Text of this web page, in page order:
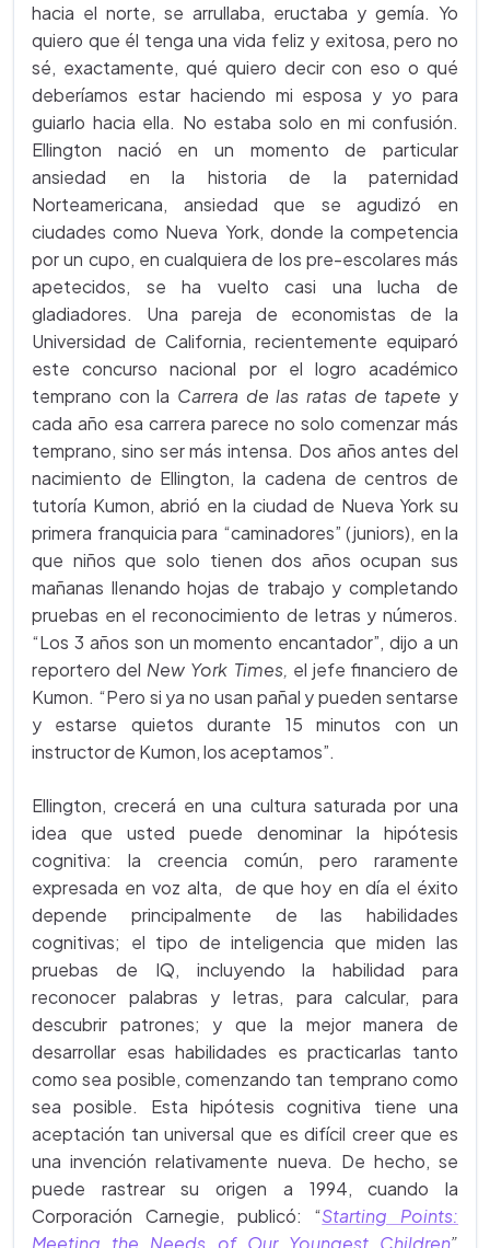
hacia el norte, se arrullaba, eructaba y gemía. Yo
quiero que él tenga una vida feliz y exitosa, pero no
sé, exactamente, qué quiero decir con eso o qué
deberíamos estar haciendo mi esposa y yo para
guiarlo hacia ella. No estaba solo en mi confusión.
Ellington nació en un momento de particular
ansiedad en la historia de la paternidad
Norteamericana, ansiedad que se agudizó en
ciudades como Nueva York, donde la competencia
por un cupo, en cualquiera de los pre-escolares más
apetecidos, se ha vuelto casi una lucha de
gladiadores. Una pareja de economistas de la
Universidad de California, recientemente equiparó
este concurso nacional por el logro académico
temprano con la Carrera de las ratas de tapete y
cada año esa carrera parece no solo comenzar más
temprano, sino ser más intensa. Dos años antes del
nacimiento de Ellington, la cadena de centros de
tutoría Kumon, abrió en la ciudad de Nueva York su
primera franquicia para “caminadores” (juniors), en la
que niños que solo tienen dos años ocupan sus
mañanas llenando hojas de trabajo y completando
pruebas en el reconocimiento de letras y números.
“Los 3 años son un momento encantador”, dijo a un
reportero del New York Times, el jefe financiero de
Kumon. “Pero si ya no usan pañal y pueden sentarse
y estarse quietos durante 15 minutos con un
instructor de Kumon, los aceptamos”.
Ellington, crecerá en una cultura saturada por una
idea que usted puede denominar la hipótesis
cognitiva: la creencia común, pero raramente
expresada en voz alta, de que hoy en día el éxito
depende principalmente de las habilidades
cognitivas; el tipo de inteligencia que miden las
pruebas de IQ, incluyendo la habilidad para
reconocer palabras y letras, para calcular, para
descubrir patrones; y que la mejor manera de
desarrollar esas habilidades es practicarlas tanto
como sea posible, comenzando tan temprano como
sea posible. Esta hipótesis cognitiva tiene una
aceptación tan universal que es difícil creer que es
una invención relativamente nueva. De hecho, se
puede rastrear su origen a 1994, cuando la
Corporación Carnegie, publicó: “Starting Points:
Meeting the Needs of Our Youngest Children”